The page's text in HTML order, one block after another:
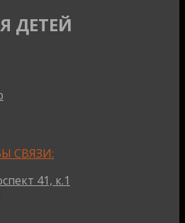
ДЕТЕЙ
СВЯЗИ:
41, к.1